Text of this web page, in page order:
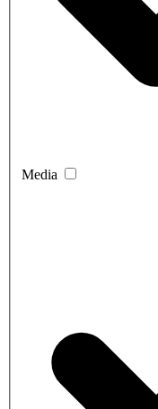
Media